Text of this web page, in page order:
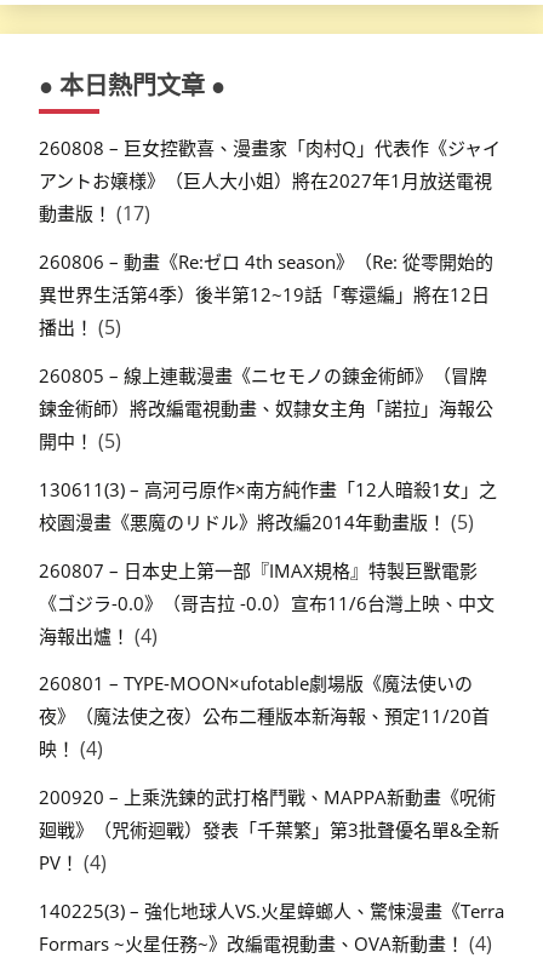
● 本日熱門文章 ●
260808 – 巨女控歡喜、漫畫家「肉村Q」代表作《ジャイ
アントお嬢様》（巨人大小姐）將在2027年1月放送電視
動畫版！ (17)
260806 – 動畫《Re:ゼロ 4th season》（Re: 從零開始的
異世界生活第4季）後半第12~19話「奪還編」將在12日
播出！ (5)
260805 – 線上連載漫畫《ニセモノの錬金術師》（冒牌
鍊金術師）將改編電視動畫、奴隸女主角「諾拉」海報公
開中！ (5)
130611(3) – 高河弓原作×南方純作畫「12人暗殺1女」之
校園漫畫《悪魔のリドル》將改編2014年動畫版！ (5)
260807 – 日本史上第一部『IMAX規格』特製巨獸電影
《ゴジラ-0.0》（哥吉拉 -0.0）宣布11/6台灣上映、中文
海報出爐！ (4)
260801 – TYPE-MOON×ufotable劇場版《魔法使いの
夜》（魔法使之夜）公布二種版本新海報、預定11/20首
映！ (4)
200920 – 上乘洗鍊的武打格鬥戰、MAPPA新動畫《呪術
廻戦》（咒術迴戰）發表「千葉繁」第3批聲優名單&全新
PV！ (4)
140225(3) – 強化地球人VS.火星蟑螂人、驚悚漫畫《Terra
Formars ~火星任務~》改編電視動畫、OVA新動畫！ (4)